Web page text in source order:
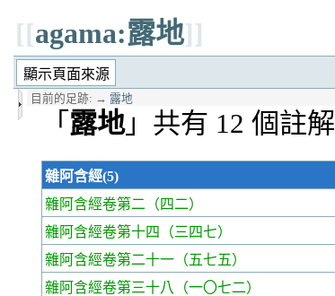
[[agama:露地]]
目前的足跡: → 露地
「 露地」共有 12 個註解
雜阿含經(5)
雜阿含經卷第二 （四二）
雜阿含經卷第十四 （三四七）
雜阿含經卷第二十一 （五七五）
雜阿含經卷第三十八 （一〇七二）